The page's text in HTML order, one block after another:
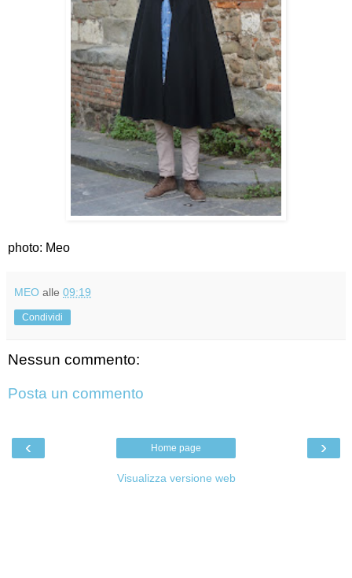
photo: Meo
MEO alle 09:19
Condividi
Nessun commento:
Posta un commento
‹ ›
Home page
Visualizza versione web